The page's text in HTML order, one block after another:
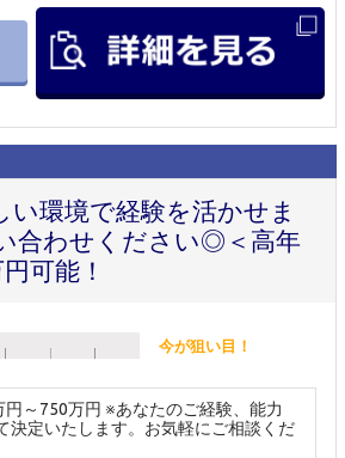
い環境で経験を活かせま
合わせください◎＜高年
可能！
今が狙い目！
円～750万円 ※あなたのご経験、能力
決定いたします。お気軽にご相談くだ